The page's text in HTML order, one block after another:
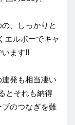
、しっかりと
エルボーでキャ
ます!!
発も相当凄い
とそれも納得
のつなぎを難